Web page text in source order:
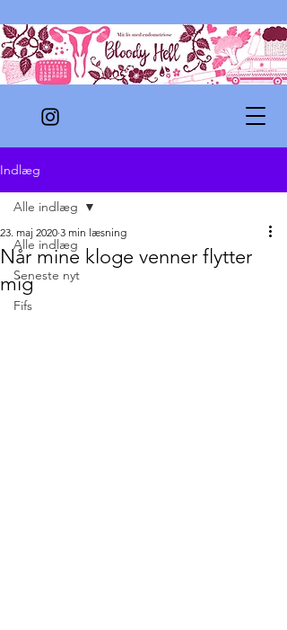
Indlæg
Alle indlæg
Seneste nyt
Fifs
Alle indlæg
Når mine kloge venner flytter
mig
23. maj 2020 3 min læsning